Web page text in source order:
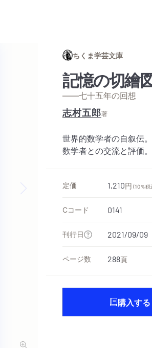
ちくま学芸文庫
記憶の切繪
——七十五年の回想
志村五郎著
世界的数学者の自叙伝
数学者との交流と評価
定価 1,210円 （10％税
Cコード 0141
刊行日 2021/09/09
ページ数 288頁
購入する